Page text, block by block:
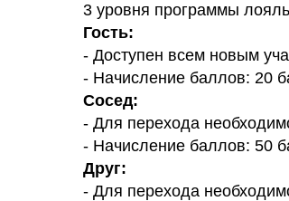
3 уровня программы
Гость:
- Доступен всем новым
- Начисление баллов: 20
Сосед:
- Для перехода
- Начисление баллов: 50
Друг:
- Для перехода